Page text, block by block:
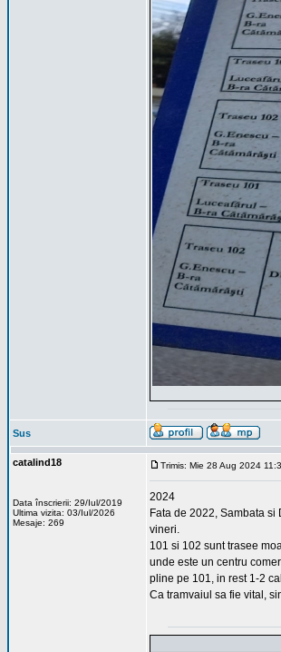
Sus
catalind18
Data înscrierii: 29/Iul/2019
Ultima vizita: 03/Iul/2026
Mesaje: 269
Trimis: Mie 28 Aug 2024
2024
Fata de 2022, Sambata
vineri.
101 si 102 sunt trasee
unde este un centru
pline pe 101, in rest 1-2
Ca tramvaiul sa fie vital,